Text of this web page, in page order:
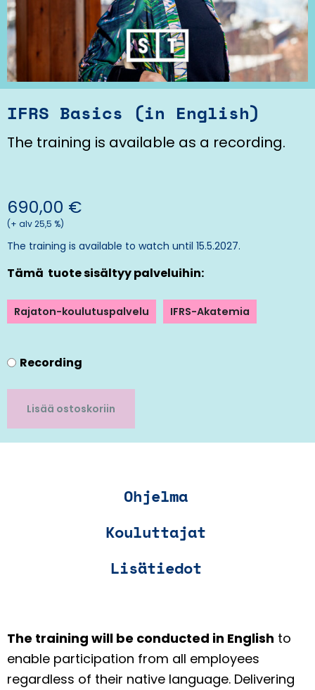
IFRS Basics (in English)
The training is available as a recording.
690,00 €
(+ alv 25,5 %)
The training is available to watch until 15.5.2027.
Tämä tuote sisältyy palveluihin:
Rajaton-koulutuspalvelu IFRS-Akatemia
Recording
Lisää ostoskoriin
Ohjelma
Kouluttajat
Lisätiedot
The training will be conducted in English to
enable participation from all employees
regardless of their native language. Delivering